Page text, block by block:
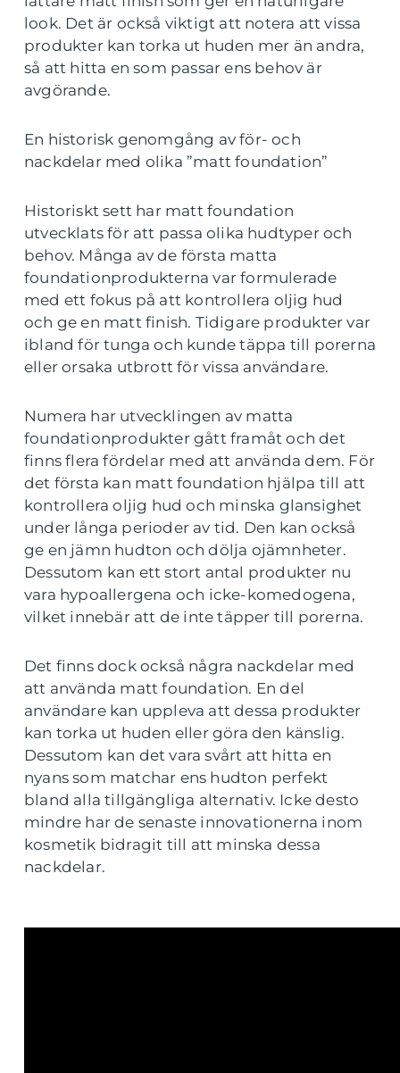
look. Det är också viktigt att notera att vissa
produkter kan torka ut huden mer än andra,
så att hitta en som passar ens behov är
avgörande.
En historisk genomgång av för- och
nackdelar med olika ”matt foundation”
Historiskt sett har matt foundation
utvecklats för att passa olika hudtyper och
behov. Många av de första matta
foundationprodukterna var formulerade
med ett fokus på att kontrollera oljig hud
och ge en matt finish. Tidigare produkter var
ibland för tunga och kunde täppa till porerna
eller orsaka utbrott för vissa användare.
Numera har utvecklingen av matta
foundationprodukter gått framåt och det
finns flera fördelar med att använda dem. För
det första kan matt foundation hjälpa till att
kontrollera oljig hud och minska glansighet
under långa perioder av tid. Den kan också
ge en jämn hudton och dölja ojämnheter.
Dessutom kan ett stort antal produkter nu
vara hypoallergena och icke-komedogena,
vilket innebär att de inte täpper till porerna.
Det finns dock också några nackdelar med
att använda matt foundation. En del
användare kan uppleva att dessa produkter
kan torka ut huden eller göra den känslig.
Dessutom kan det vara svårt att hitta en
nyans som matchar ens hudton perfekt
bland alla tillgängliga alternativ. Icke desto
mindre har de senaste innovationerna inom
kosmetik bidragit till att minska dessa
nackdelar.